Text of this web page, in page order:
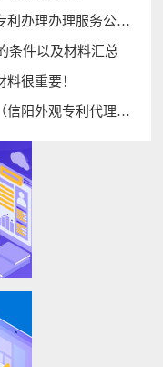
郑州外观专利怎么办理？（郑州外观专利办理办理服务公司）
条件以及材料汇总
很重要！
河南信阳需要去哪里办理外观专利？（信阳外观专利代理办理公司）